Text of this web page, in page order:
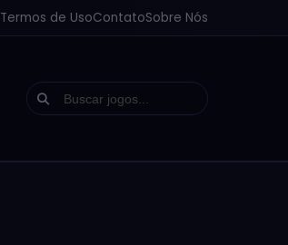
Termos de UsoContatoSobre Nós